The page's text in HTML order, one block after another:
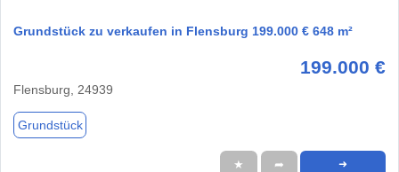
Grundstück zu verkaufen in Flensburg 199.000 € 648 m²
199.000 €
Flensburg, 24939
Grundstück
★ ➦ ➜